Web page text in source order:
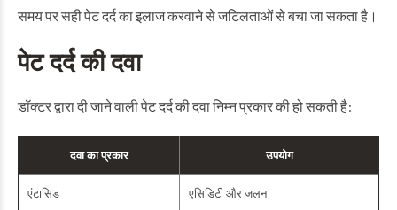
समय पर सही पेट दर्द का इलाज करवाने से जटिलताओं से बचा जा सकता है।
पेट दर्द की दवा
डॉक्टर द्वारा दी जाने वाली पेट दर्द की दवा निम्न प्रकार की हो सकती है:
दवा का प्रकार उपयोग
एंटासिड एसिडिटी और जलन